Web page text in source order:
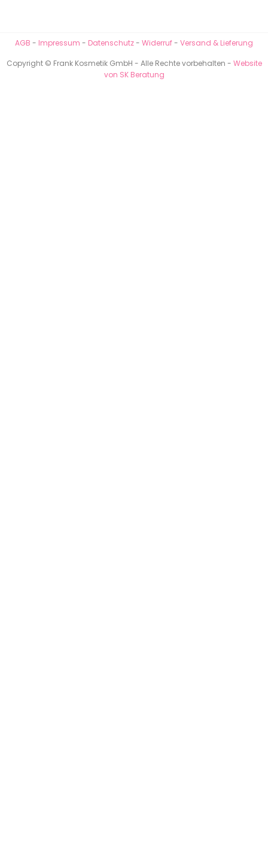
AGB - Impressum - Datenschutz- Widerruf- Versand & Lieferung
Copyright © Frank Kosmetik GmbH - Alle Rechte vorbehalten - Website
von SK Beratung